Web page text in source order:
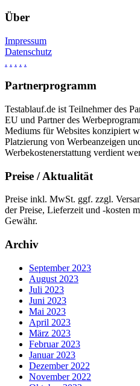
Über
Impressum
Datenschutz
. . . . .
Partnerprogramm
Testablauf.de ist Teilnehmer des
EU und Partner des
Mediums für Websites konzipiert
Platzierung von Werbeanzeigen
Werbekostenerstattung verdient
Preise / Aktualität
Preise inkl. MwSt. ggf. zzgl.
der Preise, Lieferzeit und -kosten
Gewähr.
Archiv
September 2023
August 2023
Juli 2023
Juni 2023
Mai 2023
April 2023
März 2023
Februar 2023
Januar 2023
Dezember 2022
November 2022